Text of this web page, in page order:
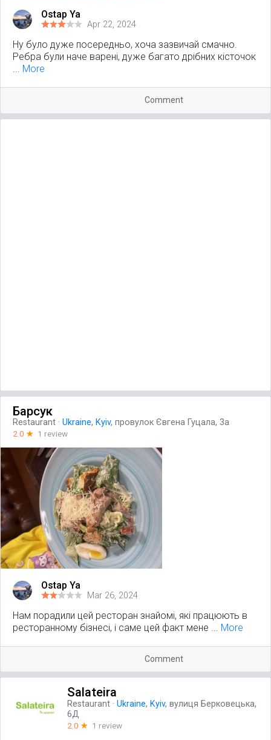
Ostap Ya
Apr 22, 2024
Ну було дуже посередньо, хоча зазвичай смачно.
Ребра були наче варені, дуже багато дрібних кісточок
More
Comment
Барсук
Restaurant · Ukraine, Kyiv, провулок Євгена Гуцала, 3а
2.0 ☆ 1 review
Ostap Ya
Mar 26, 2024
Нам порадили цей ресторан знайомі, які працюють в
ресторанному бізнесі, і саме цей факт мене ... More
Comment
Salateira
Restaurant · Ukraine, Kyiv, вулиця Берковецька,
6Д
2.0 ☆ 1 review